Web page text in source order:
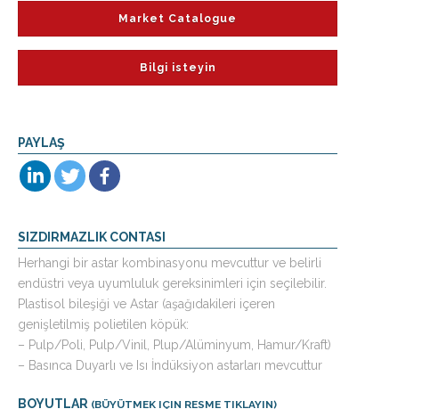
Market Catalogue
Bilgi isteyin
PAYLAŞ
SIZDIRMAZLIK CONTASI
Herhangi bir astar kombinasyonu mevcuttur ve belirli
endüstri veya uyumluluk gereksinimleri için seçilebilir.
Plastisol bileşiği ve Astar (aşağıdakileri içeren
genişletilmiş polietilen köpük:
– Pulp/Poli, Pulp/Vinil, Plup/Alüminyum, Hamur/Kraft)
– Basınca Duyarlı ve Isı İndüksiyon astarları mevcuttur
BOYUTLAR (BÜYÜTMEK IÇIN RESME TIKLAYIN)